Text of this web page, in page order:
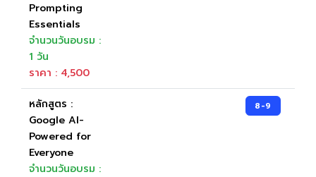
Prompting
Essentials
จำนวนวันอบรม :
1 วัน
ราคา : 4,500
หลักสูตร :
Google AI-
Powered for
Everyone
จำนวนวันอบรม :
8-9